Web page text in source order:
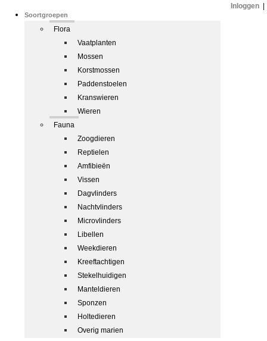
Soortgroepen
Flora
Vaatplanten
Mossen
Korstmossen
Paddenstoelen
Kranswieren
Wieren
Fauna
Zoogdieren
Reptielen
Amfibieën
Vissen
Dagvlinders
Nachtvlinders
Microvlinders
Libellen
Weekdieren
Kreeftachtigen
Stekelhuidigen
Manteldieren
Sponzen
Holtedieren
Overig marien
Inloggen